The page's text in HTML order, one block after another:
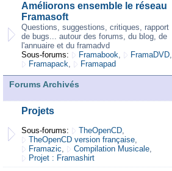
Améliorons ensemble le réseau
Framasoft
Questions, suggestions, critiques, rapport
de bugs... autour des forums, du blog, de
l'annuaire et du framadvd
Sous-forums:
Framabook, FramaDVD,
Framapack, Framapad
Forums Archivés
Projets
Sous-forums: TheOpenCD,
TheOpenCD version française,
Framazic, Compilation Musicale,
Projet : Framashirt